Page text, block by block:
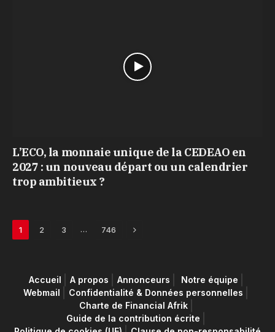
L’ECO, la monnaie unique de la CEDEAO en
2027 : un nouveau départ ou un calendrier
trop ambitieux ?
1 2 3 … 746 Next
Accueil A propos Annonceurs
Notre équipe
Webmail
Confidentialité & Données personnelles
Charte de Financial Afrik
Guide de la contribution écrite